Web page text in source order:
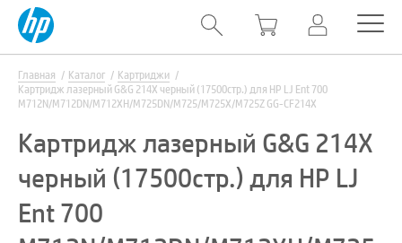
Главная Каталог
Картриджи
Картридж лазерный G&G 214X черный (17500стр.) для HP LJ Ent 700
M712N/M712DN/M712XH/M725DN/M725/M725X/M725Z GG-CF214X
Картридж лазерный G&G 214X
черный (17500стр.) для HP LJ
Ent 700